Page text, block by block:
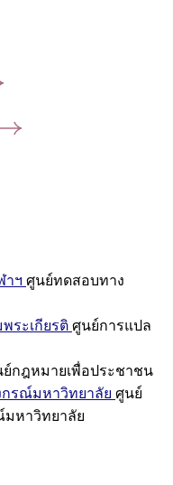
าฯ ศูนย์ทดสอบทาง
ระเกียรติ ศูนย์การแปล
กฎหมายเพื่อประชาชน
กรณ์มหาวิทยาลัย ศูนย์
มหาวิทยาลัย